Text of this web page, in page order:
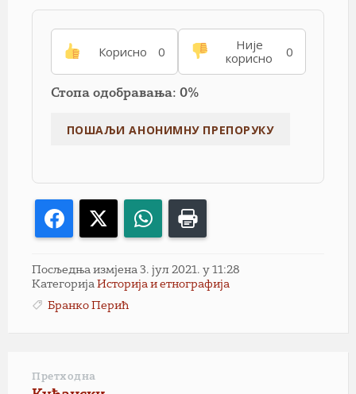
Корисно 0
Није
корисно
0
Стопа одобравања: 0%
Facebook WhatsApp
Посљедња измјена 3. јул 2021. у 11:28
Категорија Историја и етнографија
Бранко Перић
Претходна